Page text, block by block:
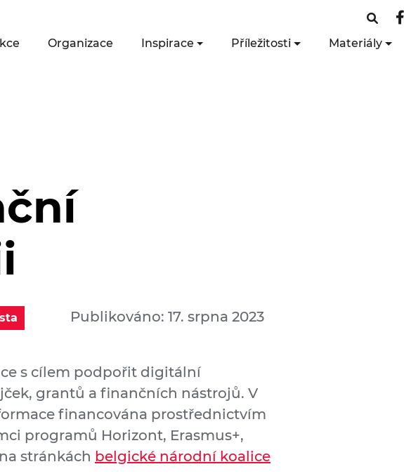
Organizace Inspirace Příležitosti Materiály
Publikováno: 17. srpna 2023
s cílem podpořit digitální
grantů a finančních nástrojů. V
financována prostřednictvím
programů Horizont, Erasmus+,
stránkách belgické národní koalice